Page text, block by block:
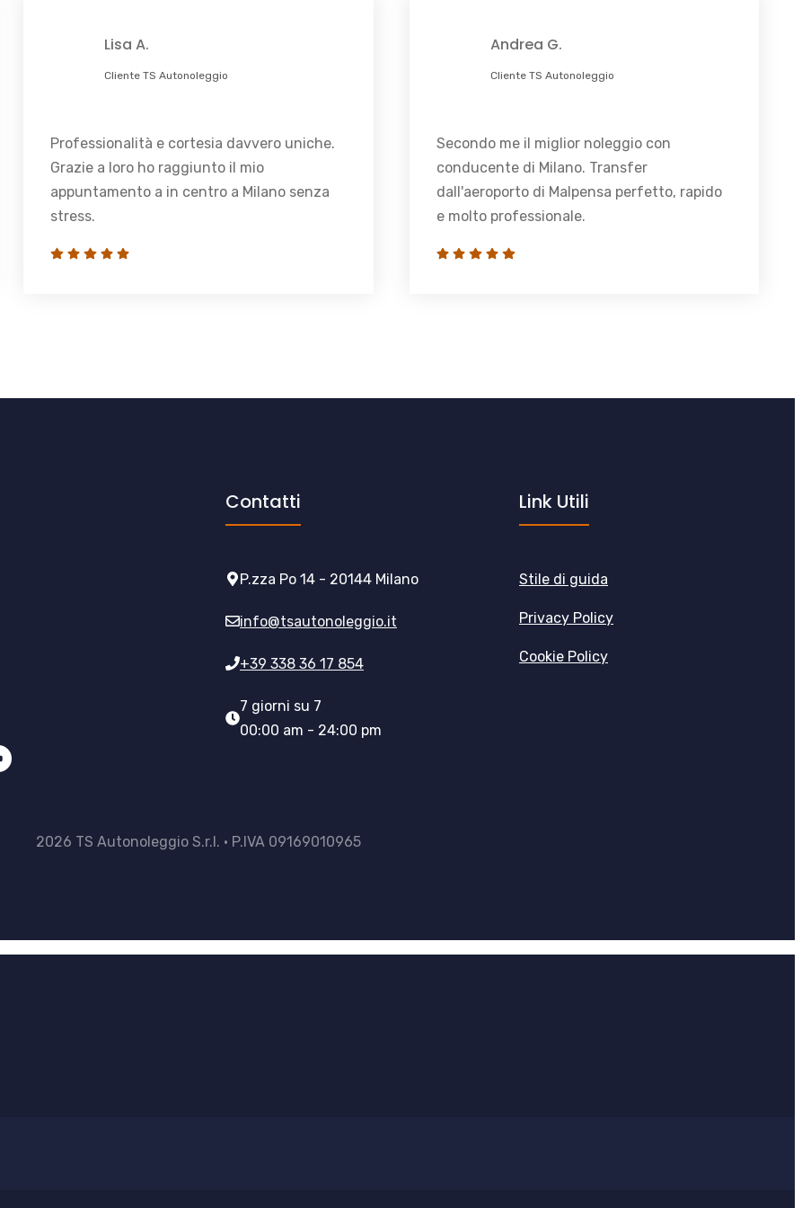
Lisa A.
Cliente TS Autonoleggio
Professionalità e cortesia davvero uniche.
Grazie a loro ho raggiunto il mio
appuntamento a in centro a Milano senza
stress.
Andrea G.
Cliente TS Autonoleggio
Secondo me il miglior noleggio con
conducente di Milano. Transfer
dall'aeroporto di Malpensa perfetto, rapido
e molto professionale.
Contatti
P.zza Po 14 - 20144 Milano
info@tsautonoleggio.it
+39 338 36 17 854
7 giorni su 7
00:00 am - 24:00 pm
Link Utili
Stile di guida
Privacy Policy
Cookie Policy
2026 TS Autonoleggio S.r.l. • P.IVA 09169010965